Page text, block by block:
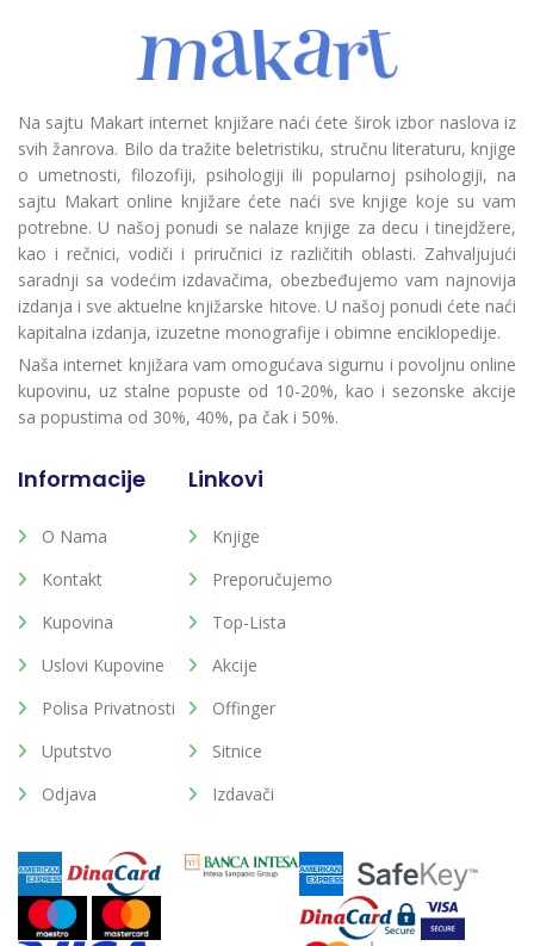
Na sajtu Makart internet knjižare naći ćete širok izbor naslova iz
svih žanrova. Bilo da tražite beletristiku, stručnu literaturu, knjige
o umetnosti, filozofiji, psihologiji ili popularnoj psihologiji, na
sajtu Makart online knjižare ćete naći sve knjige koje su vam
potrebne. U našoj ponudi se nalaze knjige za decu i tinejdžere,
kao i rečnici, vodiči i priručnici iz različitih oblasti. Zahvaljujući
saradnji sa vodećim izdavačima, obezbeđujemo vam najnovija
izdanja i sve aktuelne knjižarske hitove. U našoj ponudi ćete naći
kapitalna izdanja, izuzetne monografije i obimne enciklopedije.
Naša internet knjižara vam omogućava sigurnu i povoljnu online
kupovinu, uz stalne popuste od 10-20%, kao i sezonske akcije
sa popustima od 30%, 40%, pa čak i 50%.
Informacije
O Nama
Kontakt
Kupovina
Uslovi Kupovine
Polisa Privatnosti
Uputstvo
Odjava
Linkovi
Knjige
Preporučujemo
Top-Lista
Akcije
Offinger
Sitnice
Izdavači